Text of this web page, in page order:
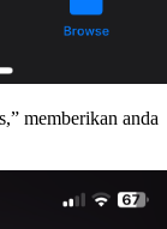
memberikan anda